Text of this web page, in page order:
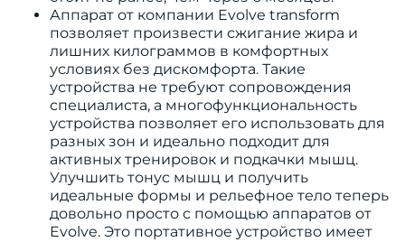
Аппарат от компании Evolve transform
позволяет произвести сжигание жира и
лишних килограммов в комфортных
условиях без дискомфорта. Такие
устройства не требуют сопровождения
специалиста, а многофункциональность
устройства позволяет его использовать для
разных зон и идеально подходит для
активных тренировок и подкачки мышц.
Улучшить тонус мышц и получить
идеальные формы и рельефное тело теперь
довольно просто с помощью аппаратов от
Evolve. Это портативное устройство имеет